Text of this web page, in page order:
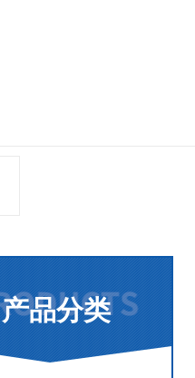
产品分类